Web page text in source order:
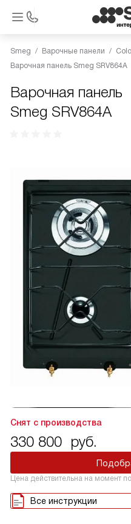
Smeg Варочные панели
Варочная панель Smeg SRV864A
Варочная панель
Smeg SRV864A
Снят с производства
330 800 руб.
Цена действительна на момент
Все инструкции